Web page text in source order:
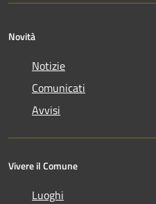
Novità
Notizie
Comunicati
Avvisi
Vivere il Comune
Luoghi